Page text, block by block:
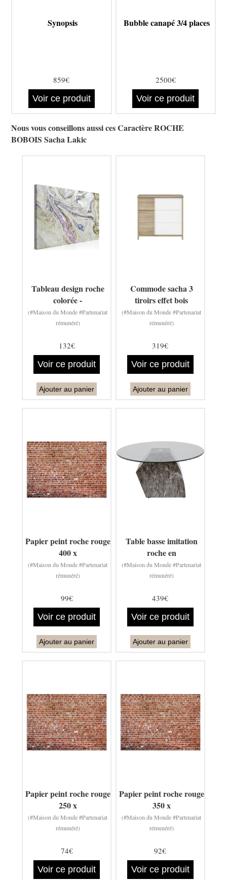
Synopsis
859€
Voir ce produit
Bubble canapé 3/4 places
2500€
Voir ce produit
Nous vous conseillons aussi ces Caractère ROCHE
BOBOIS Sacha Lakic
Tableau design roche
colorée -
(#Maison du Monde #Partenariat
rémunéré)
132€
Voir ce produit
Ajouter au panier
Commode sacha 3
tiroirs effet bois
(#Maison du Monde #Partenariat
rémunéré)
319€
Voir ce produit
Ajouter au panier
Papier peint roche rouge
400 x
(#Maison du Monde #Partenariat
rémunéré)
99€
Voir ce produit
Ajouter au panier
Table basse imitation
roche en
(#Maison du Monde #Partenariat
rémunéré)
439€
Voir ce produit
Ajouter au panier
Papier peint roche rouge
250 x
(#Maison du Monde #Partenariat
rémunéré)
74€
Voir ce produit
Papier peint roche rouge
350 x
(#Maison du Monde #Partenariat
rémunéré)
92€
Voir ce produit